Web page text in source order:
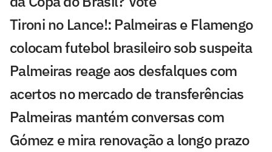
Tironi no Lance!: Palmeiras e Flamengo
colocam futebol brasileiro sob suspeita
Palmeiras reage aos desfalques com
acertos no mercado de transferências
Palmeiras mantém conversas com
Gómez e mira renovação a longo prazo